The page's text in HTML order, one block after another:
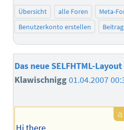
Übersicht alle Foren Meta-
Benutzerkonto erstellen
Das neue SELFHTML-
Klawischnigg01.04.2007